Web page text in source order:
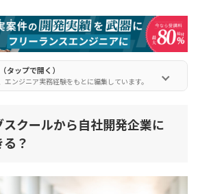
クールから自社開発企業のエンジニア
ト
脈を広げにくい
ログラミングだけに専念できない
じ職場で働き続けなければならない
タップで開く）
ンジニア実務経験をもとに編集しています。
クールから自社開発企業に
？